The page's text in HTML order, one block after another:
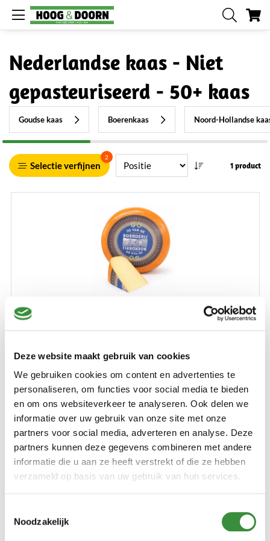
Deze website maakt gebruik van cookies
We gebruiken cookies om content en advertenties te
personaliseren, om functies voor social media te bieden
en om ons websiteverkeer te analyseren. Ook delen we
informatie over uw gebruik van onze site met onze
partners voor social media, adverteren en analyse. Deze
partners kunnen deze gegevens combineren met andere
informatie die u aan ze heeft verstrekt of die ze hebben
verzameld op basis van uw gebruik van hun services.
Noodzakelijk
Nederlandse kaas - Niet
gepasteuriseerd - 50+ kaas
Goudse kaas Boerenkaas Noord-Hollandse
Selectie verfijnen
2
1 product
Rauwmelkse Boerenkaas van Boer Bas -
extra belegen
(3 reviews)
Deze rauwmelkse extra belegen boerenkaas heeft een
volle, romige smaak met een krachtig en licht pittig
karakter. Dankzij de traditionele, lange rijping ontstaat een
mooie balans tussen intensiteit en zachtheid, ideaal voor
zowel op brood als bij de borrel.
Lees verder
€ 8,99